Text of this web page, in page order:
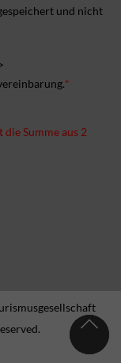
und nicht
*
die Summe aus 2